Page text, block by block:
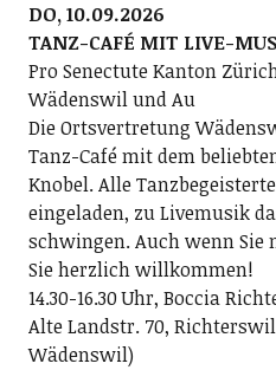
DO, 10.09.2026
TANZ-CAFÉ MIT LIVE-
Pro Senectute Kanton
Wädenswil und Au
Die Ortsvertretung
Tanz-Café mit dem
Knobel. Alle
eingeladen, zu Livemusik
schwingen. Auch wenn
Sie herzlich willkommen!
14.30-16.30 Uhr, Boccia
Alte Landstr. 70,
Wädenswil)